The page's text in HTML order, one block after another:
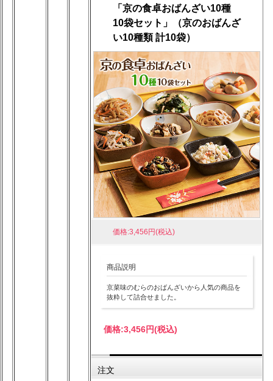
「京の食卓おばんざい10種
10袋セット」（京のおばんざ
い10種類 計10袋）
価格:3,456円(税込)
商品説明
京菜味のむらのおばんざいから人気の商品を
抜粋して詰合せました。
価格:3,456円(税込)
注文